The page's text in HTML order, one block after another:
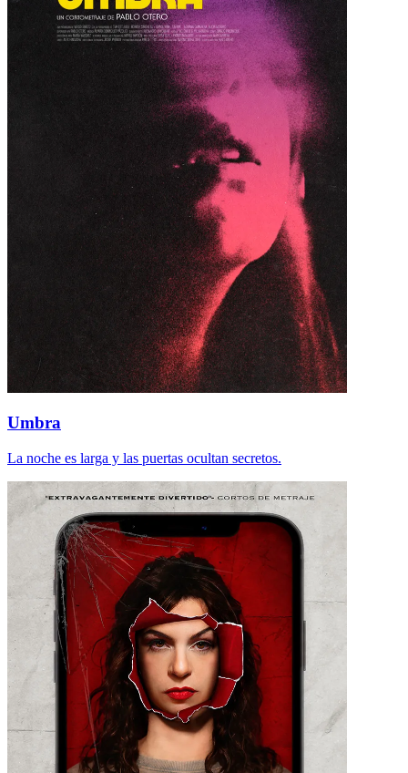
Umbra
La noche es larga y las puertas ocultan secretos.